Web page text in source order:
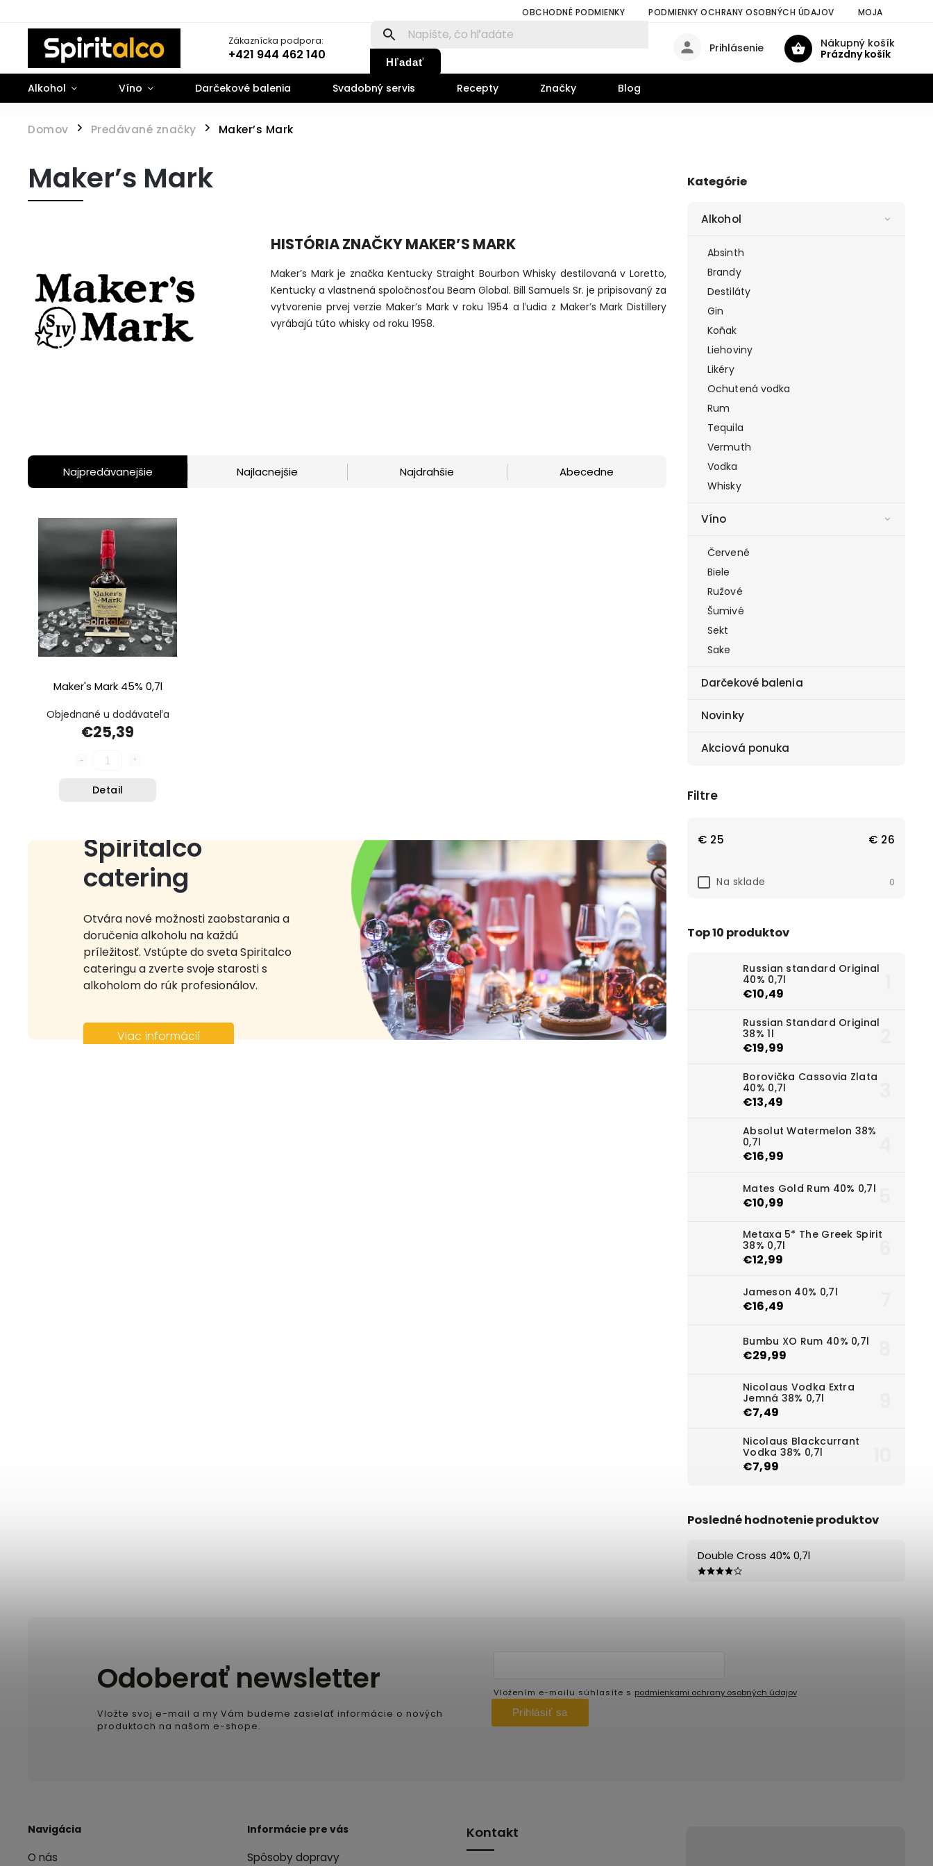
OBCHODNÉ PODMIENKY PODMIENKY OCHRANY OSOBNÝCH ÚDAJOV MOJA
Zákaznícka podpora:
+421 944 462 140 Hľadať
Nákupný košík
Prázdny košík
Prihlásenie
Alkohol Víno Darčekové balenia Svadobný servis Recepty Značky Blog
Domov / Predávané značky / Maker’s Mark
Kategórie
Alkohol
Absinth
Brandy
Destiláty
Gin
Koňak
Liehoviny
Likéry
Ochutená vodka
Rum
Tequila
Vermuth
Vodka
Whisky
Víno
Červené
Biele
Ružové
Šumivé
Sekt
Sake
Darčekové balenia
Novinky
Akciová ponuka
Filtre
€ 25 € 26
Na sklade 0
Top 10 produktov
Russian standard Original
40% 0,7l
€10,49
Russian Standard Original
38% 1l
€19,99
Borovička Cassovia Zlata
40% 0,7l
€13,49
Absolut Watermelon 38%
0,7l
€16,99
Mates Gold Rum 40% 0,7l
€10,99
Metaxa 5* The Greek Spirit
38% 0,7l
€12,99
Jameson 40% 0,7l
€16,49
Bumbu XO Rum 40% 0,7l
€29,99
Nicolaus Vodka Extra
Jemná 38% 0,7l
€7,49
Nicolaus Blackcurrant
Vodka 38% 0,7l
€7,99
Posledné hodnotenie produktov
Double Cross 40% 0,7l
Maker’s Mark
HISTÓRIA ZNAČKY MAKER’S MARK
Maker’s Mark je značka Kentucky Straight Bourbon Whisky destilovaná v Loretto,
Kentucky a vlastnená spoločnosťou Beam Global. Bill Samuels Sr. je pripisovaný za
vytvorenie prvej verzie Maker’s Mark v roku 1954 a ľudia z Maker’s Mark Distillery
vyrábajú túto whisky od roku 1958.
Najpredávanejšie Najlacnejšie Najdrahšie Abecedne
Maker's Mark 45% 0,7l
Objednané u dodávateľa
€25,39
Detail
Spiritalco
catering
Otvára nové možnosti zaobstarania a
doručenia alkoholu na každú
príležitosť. Vstúpte do sveta Spiritalco
cateringu a zverte svoje starosti s
alkoholom do rúk profesionálov.
Viac informácií
Navigácia
O nás
Informácie pre vás
Spôsoby dopravy
Kontakt
Odoberať newsletter
Vložte svoj e-mail a my Vám budeme zasielať informácie o nových
produktoch na našom e-shope.
Vložením e-mailu súhlasíte s podmienkami ochrany osobných údajov
Prihlásiť sa